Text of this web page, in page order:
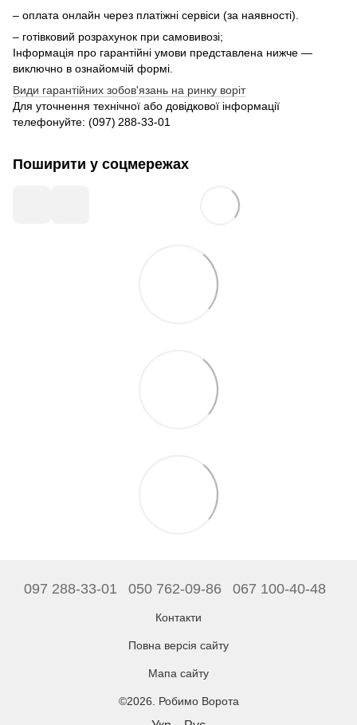
– оплата онлайн через платіжні сервіси (за наявності).
– готівковий розрахунок при самовивозі;
Інформація про гарантійні умови представлена нижче —
виключно в ознайомчій формі.
Види гарантійних зобов'язань на ринку воріт
Для уточнення технічної або довідкової інформації
телефонуйте: (097) 288‑33‑01
Поширити у соцмережах
097 288-33-01 050 762-09-86 067 100-40-48
Контакти
Повна версія сайту
Мапа сайту
©2026. Робимо Ворота